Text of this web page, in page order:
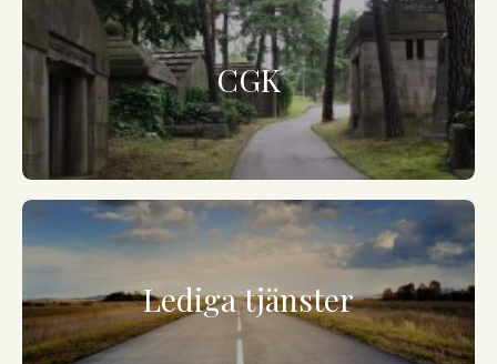
CGK
Lediga tjänster